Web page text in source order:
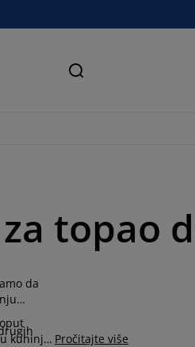
Pretraga
topao
da
kuhinju Pročitajte više